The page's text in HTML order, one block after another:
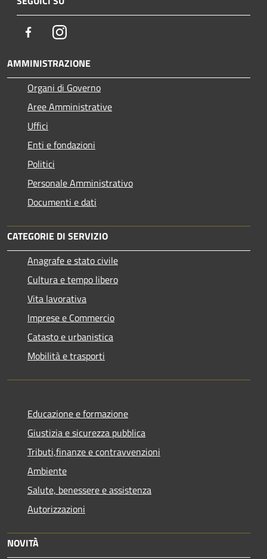
FacebookInstagram
AMMINISTRAZIONE
Organi di Governo
Aree Amministrative
Uffici
Enti e fondazioni
Politici
Personale Amministrativo
Documenti e dati
CATEGORIE DI SERVIZIO
Anagrafe e stato civile
Cultura e tempo libero
Vita lavorativa
Imprese e Commercio
Catasto e urbanistica
Mobilità e trasporti
Educazione e formazione
Giustizia e sicurezza pubblica
Tributi,finanze e contravvenzioni
Ambiente
Salute, benessere e assistenza
Autorizzazioni
NOVITÀ